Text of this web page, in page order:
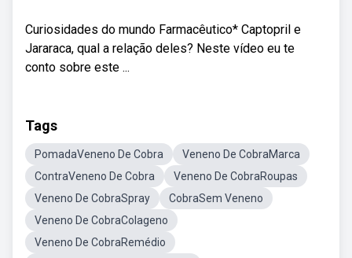
Curiosidades do mundo Farmacêutico* Captopril e
Jararaca, qual a relação deles? Neste vídeo eu te
conto sobre este ...
Tags
PomadaVeneno De Cobra
Veneno De CobraMarca
ContraVeneno De Cobra
Veneno De CobraRoupas
Veneno De CobraSpray
CobraSem Veneno
Veneno De CobraColageno
Veneno De CobraRemédio